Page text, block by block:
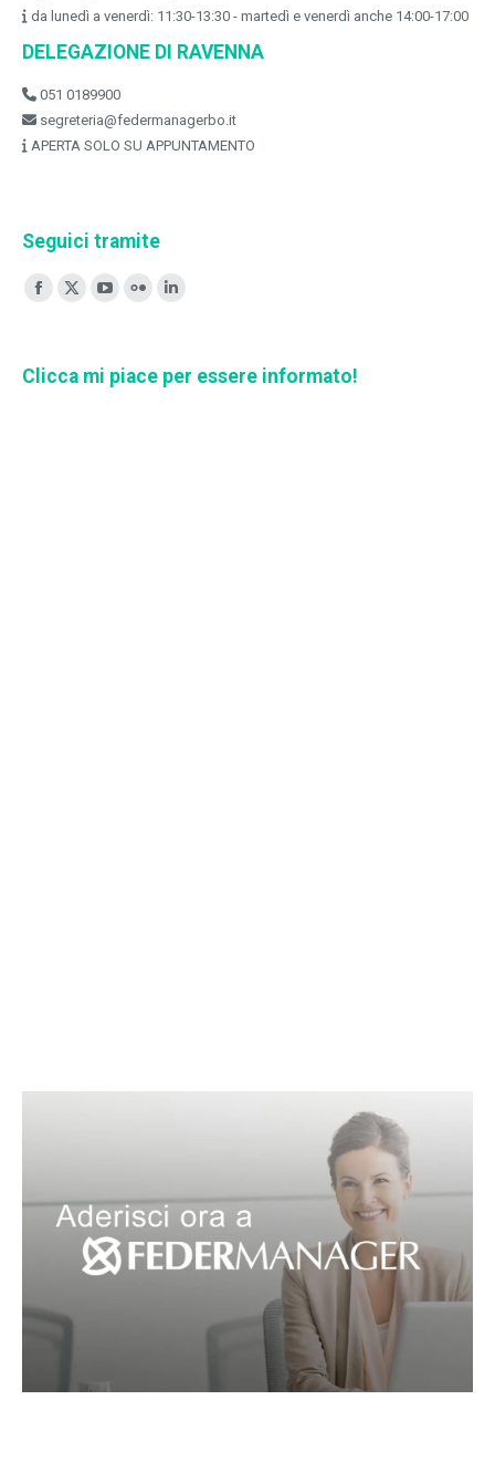
da lunedì a venerdì: 11:30-13:30 - martedì e venerdì anche 14:00-17:00
DELEGAZIONE DI RAVENNA
051 0189900
segreteria@federmanagerbo.it
APERTA SOLO SU APPUNTAMENTO
Seguici tramite
Ci puoi trovare su:
Facebook
in
X
in
YouTube
in
Flickr
in
Linkedin
in
Clicca mi piace per essere informato!